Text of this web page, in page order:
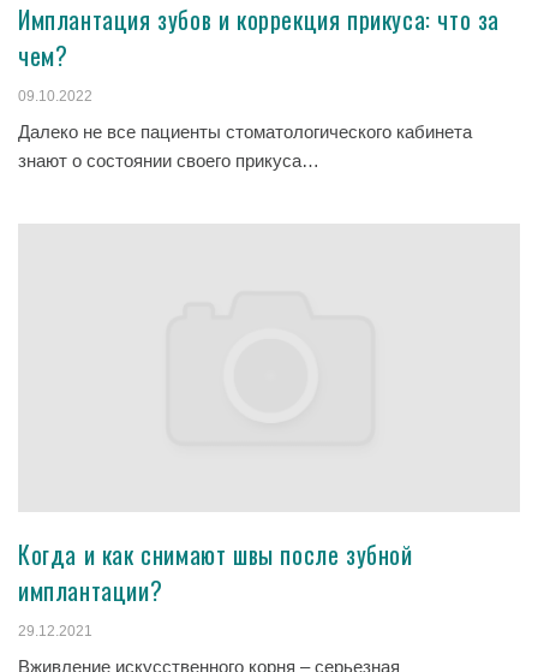
Имплантация зубов и коррекция прикуса: что за
чем?
09.10.2022
Далеко не все пациенты стоматологического кабинета
знают о состоянии своего прикуса…
Когда и как снимают швы после зубной
имплантации?
29.12.2021
Вживление искусственного корня – серьезная